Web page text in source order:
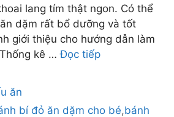
lang tím thật ngon. Có thể
dặm rất bổ dưỡng và tốt
giới thiệu cho hướng dẫn làm
kê …Đọc tiếp
ăn
bí đỏ ăn dặm cho bé,bánh